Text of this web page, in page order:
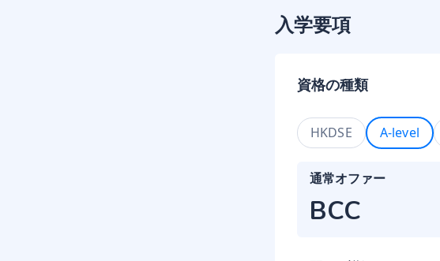
入学要項
資格の種類
HKDSE A-level
通常オファー
BCC